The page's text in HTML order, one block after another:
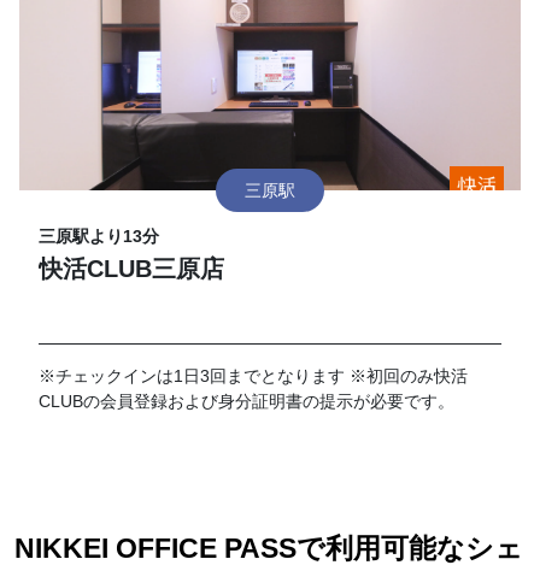
三原駅
三原駅より13分
快活CLUB三原店
※チェックインは1日3回までとなります ※初回のみ快活
CLUBの会員登録および身分証明書の提示が必要です。
NIKKEI OFFICE PASSで利用可能なシェ